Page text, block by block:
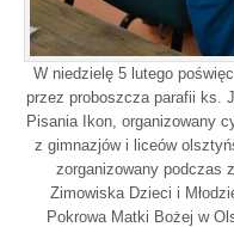
W niedzielę 5 lutego
przez proboszcza parafii ks.
Pisania Ikon, organizowany
z gimnazjów i liceów
zorganizowany podczas
Zimowiska Dzieci i
Pokrowa Matki Bożej w